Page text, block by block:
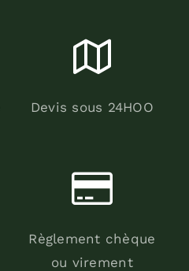
Devis sous 24HOO
Règlement chèque
ou virement